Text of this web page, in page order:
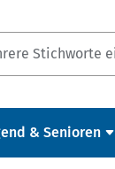
& Senioren